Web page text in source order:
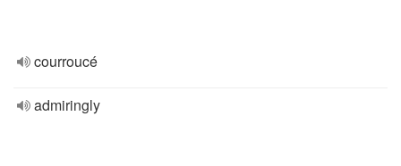
courroucé
admiringly